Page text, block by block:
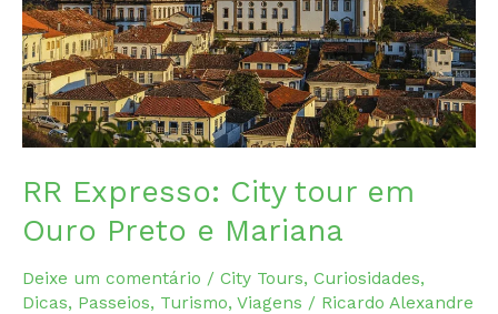
Eventos
RR Expresso: City tour em
Ouro Preto e Mariana
Deixe um comentário / City Tours, Curiosidades,
Dicas, Passeios, Turismo, Viagens / Ricardo Alexandre